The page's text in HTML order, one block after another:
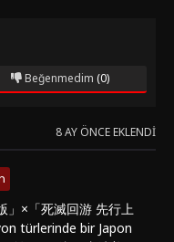
Beğenmedim (0)
8 AY ÖNCE EKLENDI
」×「死滅回游 先行上
türlerinde bir Japon